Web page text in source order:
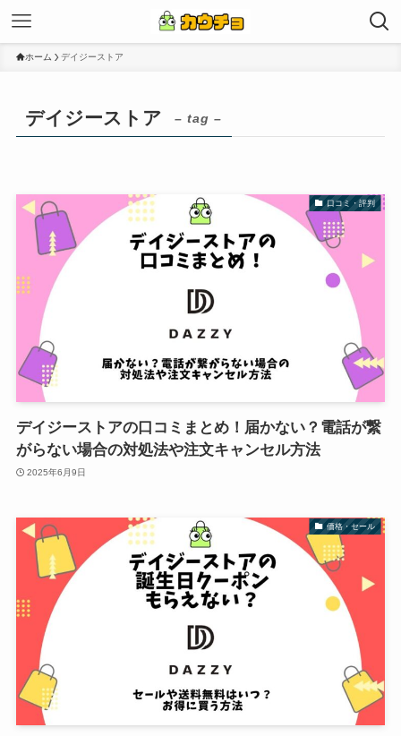
ホーム デイジーストア
デイジーストア – tag –
口コミ・評判
デイジーストアの口コミまとめ！届かない？電話が繋
がらない場合の対処法や注文キャンセル方法
2025年6月9日
価格・セール